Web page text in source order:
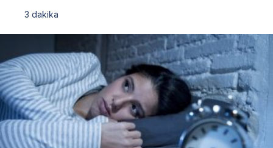
3 dakika